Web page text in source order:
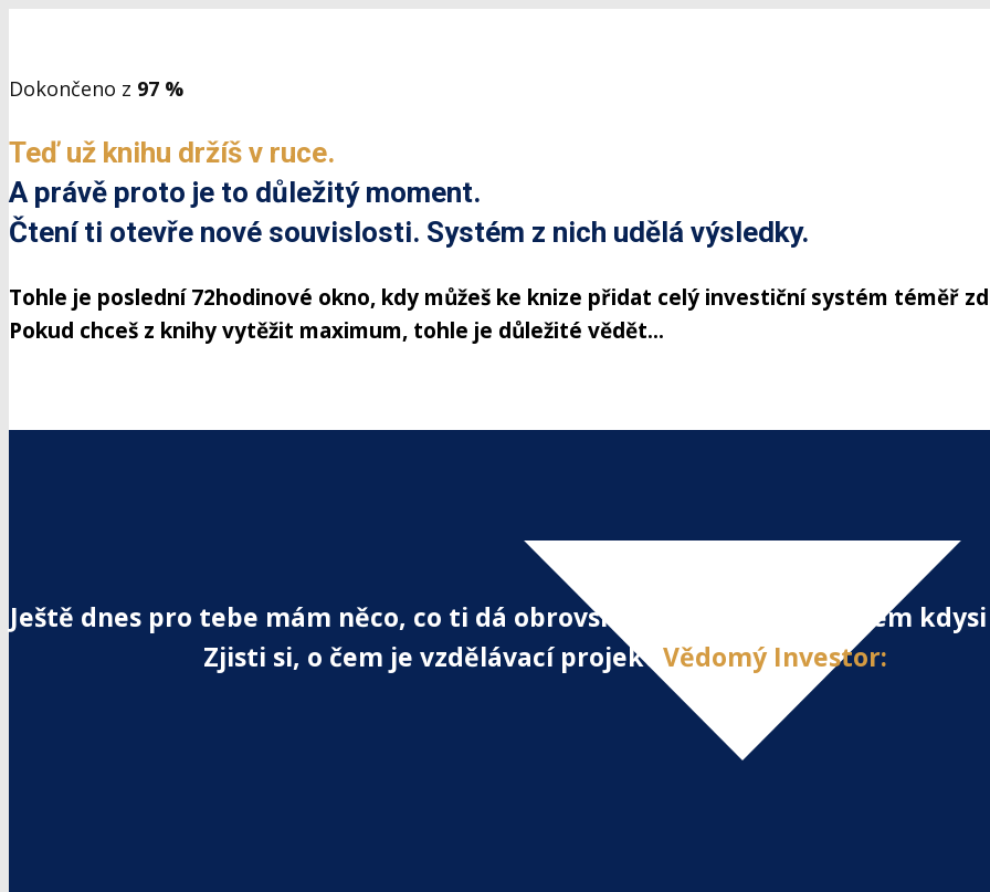
Dokončeno z 97 %
Teď už knihu držíš v ruce.
A právě proto je to důležitý moment.
Čtení ti otevře nové souvislosti. Systém z nich udělá výsledky.
Tohle je poslední 72hodinové okno, kdy můžeš ke knize přidat celý investiční systém téměř
Pokud chceš z knihy vytěžit maximum, tohle je důležité vědět...
Ještě dnes pro tebe mám něco, co ti dá obrovský náskok, který já jsem
Zjisti si, o čem je vzdělávací projekt Vědomý Investor: